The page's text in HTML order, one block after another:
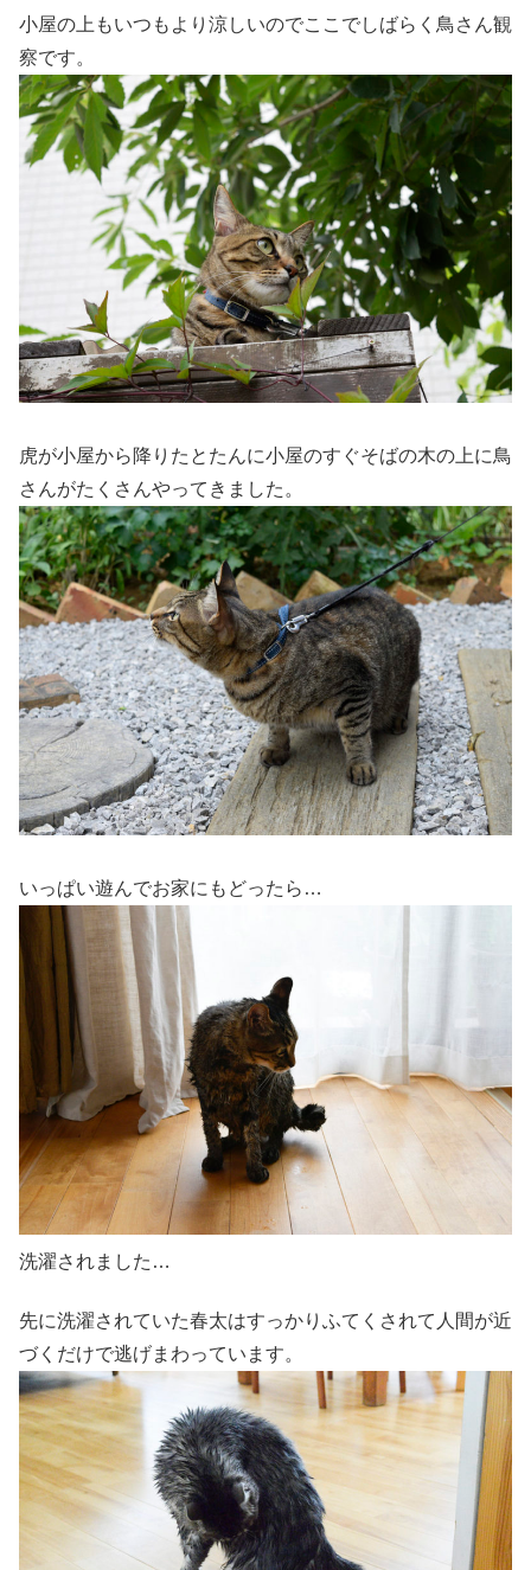
小屋の上もいつもより涼しいのでここでしばらく鳥さん観
察です。
虎が小屋から降りたとたんに小屋のすぐそばの木の上に鳥
さんがたくさんやってきました。
いっぱい遊んでお家にもどったら…
洗濯されました…
先に洗濯されていた春太はすっかりふてくされて人間が近
づくだけで逃げまわっています。